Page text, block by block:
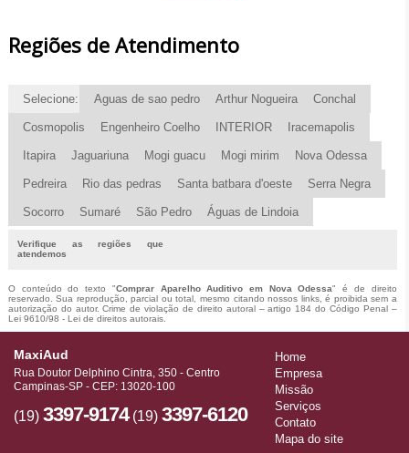
Regiões de Atendimento
Selecione: Aguas de sao pedro Arthur Nogueira Conchal
Cosmopolis Engenheiro Coelho INTERIOR Iracemapolis
Itapira Jaguariuna Mogi guacu Mogi mirim Nova Odessa
Pedreira Rio das pedras Santa batbara d'oeste Serra Negra
Socorro Sumaré São Pedro Águas de Lindoia
Verifique as regiões que
atendemos
O conteúdo do texto "Comprar Aparelho Auditivo em Nova Odessa" é de direito
reservado. Sua reprodução, parcial ou total, mesmo citando nossos links, é proibida sem a
autorização do autor. Crime de violação de direito autoral – artigo 184 do Código Penal –
Lei 9610/98 - Lei de direitos autorais.
MaxiAud
Rua Doutor Delphino Cintra, 350 - Centro
Campinas-SP - CEP: 13020-100
(19) 3397-9174(19) 3397-6120
Home
Empresa
Missão
Serviços
Contato
Mapa do site